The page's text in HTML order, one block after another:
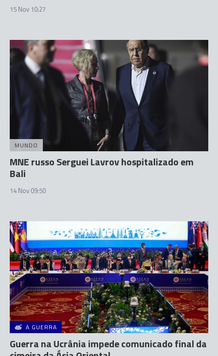
15 Nov 10:27
MUNDO
MNE russo Serguei Lavrov hospitalizado em
Bali
14 Nov 09:50
A GUERRA
Guerra na Ucrânia impede comunicado final da